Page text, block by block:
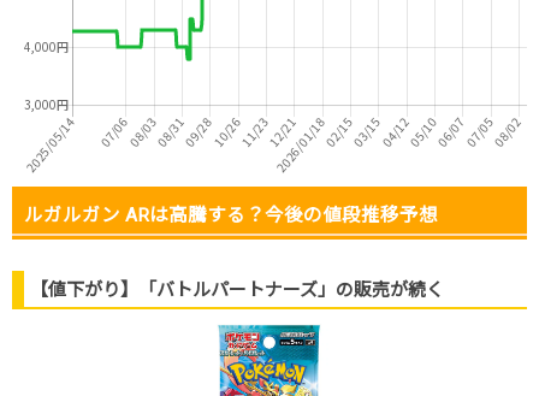
ルガルガン ARは高騰する？今後の値段推移予想
【値下がり】「バトルパートナーズ」の販売が続く